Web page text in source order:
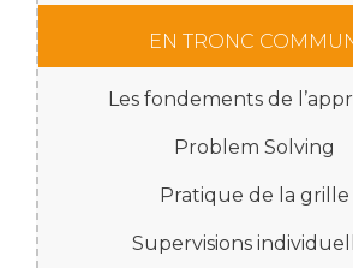
EN TRONC
Les fondements de
Problem Solving
Pratique de la grille
Supervisions